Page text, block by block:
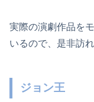
実際の演劇作品を
いるので、是非訪
ジョン王